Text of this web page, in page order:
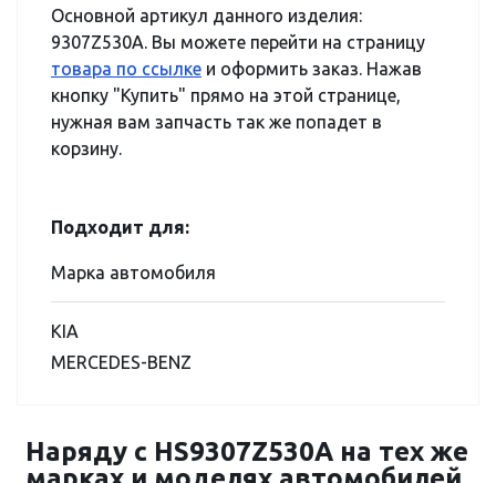
Основной артикул данного изделия:
9307Z530A. Вы можете перейти на страницу
товара по ссылке и оформить заказ. Нажав
кнопку "Купить" прямо на этой странице,
нужная вам запчасть так же попадет в
корзину.
Подходит для:
Марка автомобиля
KIA
MERCEDES-BENZ
Наряду с HS9307Z530A на тех же